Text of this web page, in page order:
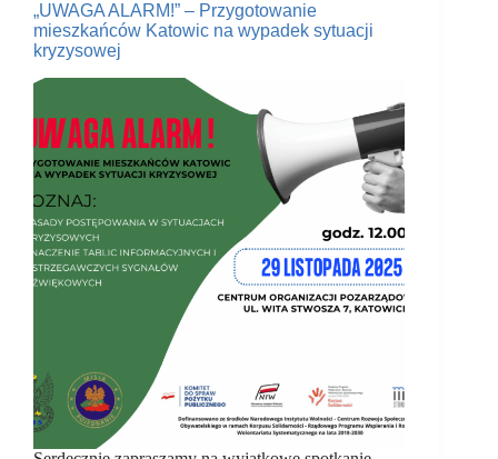
„UWAGA ALARM!” – Przygotowanie
mieszkańców Katowic na wypadek sytuacji
kryzysowej